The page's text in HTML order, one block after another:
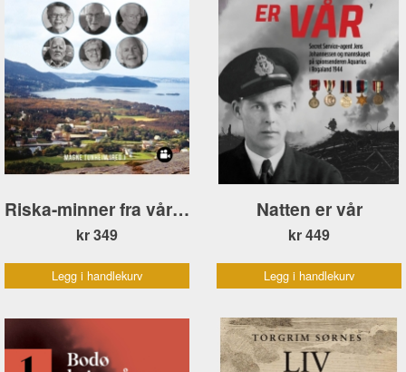
Riska-minner fra våre eldste
kr 349
Legg i handlekurv
Natten er vår
kr 449
Legg i handlekurv